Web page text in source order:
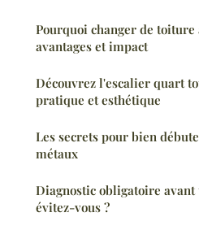
Pourquoi changer de toiture
avantages et impact
Découvrez l'escalier quart
pratique et esthétique
Les secrets pour bien
métaux
Diagnostic obligatoire
évitez-vous ?